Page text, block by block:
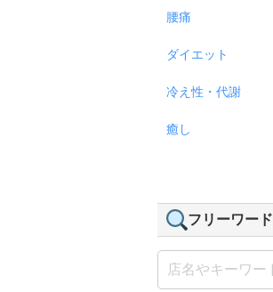
腰痛
ダイエット
冷え性・代謝
癒し
フリーワード